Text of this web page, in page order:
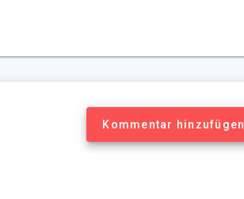
Kommentar hinzufügen